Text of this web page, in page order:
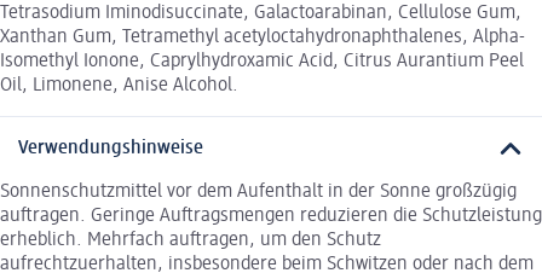
Tetrasodium Iminodisuccinate, Galactoarabinan, Cellulose Gum,
Xanthan Gum, Tetramethyl acetyloctahydronaphthalenes, Alpha-
Isomethyl Ionone, Caprylhydroxamic Acid, Citrus Aurantium Peel
Oil, Limonene, Anise Alcohol.
Verwendungshinweise
Sonnenschutzmittel vor dem Aufenthalt in der Sonne großzügig
auftragen. Geringe Auftragsmengen reduzieren die Schutzleistung
erheblich. Mehrfach auftragen, um den Schutz
aufrechtzuerhalten, insbesondere beim Schwitzen oder nach dem